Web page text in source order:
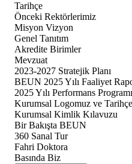
Tarihçe
Önceki Rektörlerimiz
Misyon Vizyon
Genel Tanıtım
Akredite Birimler
Mevzuat
2023-2027 Stratejik Planı
BEUN 2025 Yılı Faaliyet
2025 Yılı Performans Programı
Kurumsal Logomuz ve
Kurumsal Kimlik Kılavuzu
Bir Bakışta BEUN
360 Sanal Tur
Fahri Doktora
Basında Biz